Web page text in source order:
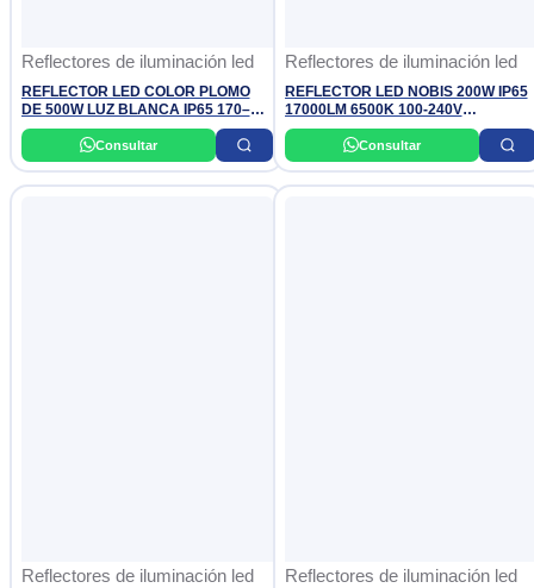
Reflectores de iluminación led
REFLECTOR LED COLOR PLOMO
DE 500W LUZ BLANCA IP65 170–
270V EVERLEO
Consultar
Reflectores de iluminación led
REFLECTOR LED NOBIS 200W IP65
17000LM 6500K 100-240V
NOVALAMPS
Consultar
Reflectores de iluminación led Reflectores de iluminación led